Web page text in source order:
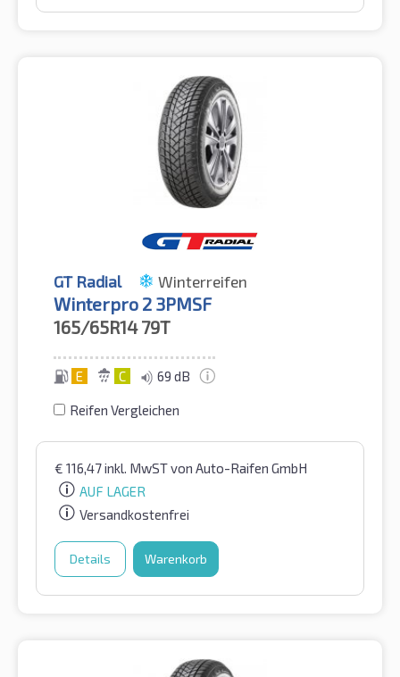
GT Radial Winterreifen
Winterpro 2 3PMSF
165/65R14 79T
E C 69 dB
Reifen Vergleichen
€ 116,47inkl. MwSTvon Auto-Raifen GmbH
AUF LAGER
Versandkostenfrei
Details Warenkorb